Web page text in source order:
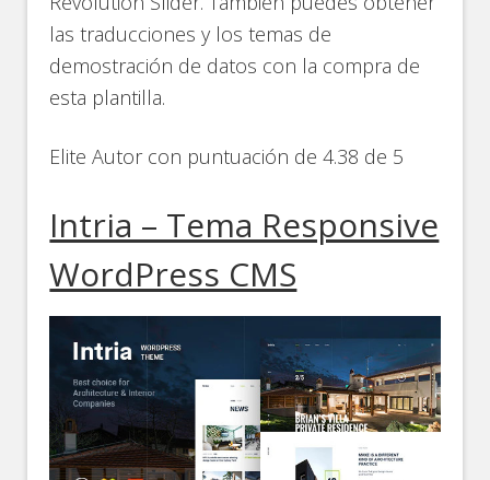
las traducciones y los temas de
demostración de datos con la compra de
esta plantilla.
Elite Autor con puntuación de 4.38 de 5
Intria – Tema Responsive
WordPress CMS